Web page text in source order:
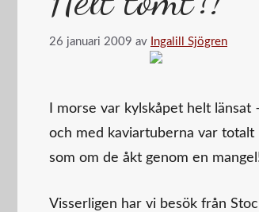
26 januari 2009 av Ingalill Sjögren
I morse var kylskåpet helt
och med kaviartuberna var
som om de åkt genom en
Visserligen har vi besök från